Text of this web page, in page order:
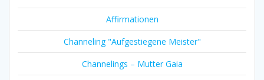
Affirmationen
Channeling "Aufgestiegene Meister"
Channelings – Mutter Gaia